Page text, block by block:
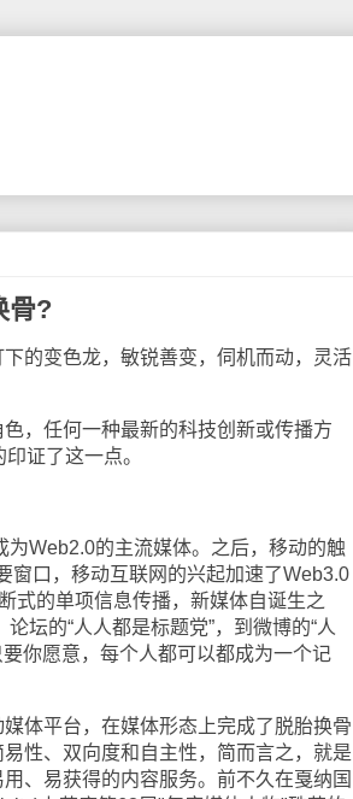
骨?
的变色龙，敏锐善变，伺机而动，灵活
，任何一种最新的科技创新或传播方
证了这一点。
Web2.0的主流媒体。之后，移动的触
窗口，移动互联网的兴起加速了Web3.0
式的单项信息传播，新媒体自诞生之
坛的“人人都是标题党”，到微博的“人
你愿意，每个人都可以都成为一个记
体平台，在媒体形态上完成了脱胎换骨
性、双向度和自主性，简而言之，就是
、易获得的内容服务。前不久在戛纳国